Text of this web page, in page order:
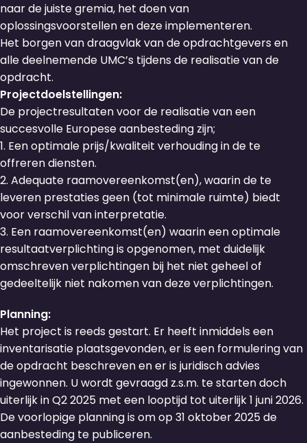
naar de juiste gremia, het doen van
oplossingsvoorstellen en deze implementeren.
Het borgen van draagvlak van de opdrachtgevers en
alle deelnemende UMC’s tijdens de realisatie van de
opdracht.
Projectdoelstellingen:
De projectresultaten voor de realisatie van een
succesvolle Europese aanbesteding zijn;
1. Een optimale prijs/kwaliteit verhouding in de te
offreren diensten.
2. Adequate raamovereenkomst(en), waarin de te
leveren prestaties geen (tot minimale ruimte) biedt
voor verschil van interpretatie.
3. Een raamovereenkomst(en) waarin een optimale
resultaatverplichting is opgenomen, met duidelijk
omschreven verplichtingen bij het niet geheel of
gedeeltelijk niet nakomen van deze verplichtingen.
Planning:
Het project is reeds gestart. Er heeft inmiddels een
inventarisatie plaatsgevonden, er is een formulering van
de opdracht beschreven en er is juridisch advies
ingewonnen. U wordt gevraagd z.s.m. te starten doch
uiterlijk in Q2 2025 met een looptijd tot uiterlijk 1 juni 2026.
De voorlopige planning is om op 31 oktober 2025 de
aanbesteding te publiceren.